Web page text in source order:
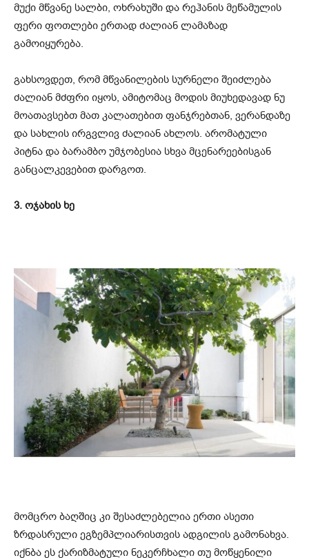
მუქი მწვანე სალბი, ოხრახუში და რეჰანის მეწამულის
ფერი ფოთლები ერთად ძალიან ლამაზად
გამოიყურება.
გახსოვდეთ, რომ მწვანილების სურნელი შეიძლება
ძალიან მძფრი იყოს, ამიტომაც მოდის მიუხედავად ნუ
მოათავსებთ მათ კალათებით ფანჯრებთან, ვერანდაზე
და სახლის ირგვლივ ძალიან ახლოს. არომატული
პიტნა და ბარამბო უმჯობესია სხვა მცენარეებისგან
განცალკევებით დარგოთ.
3. ოჯახის ხე
მომცრო ბაღშიც კი შესაძლებელია ერთი ასეთი
ზრდასრული ეგზემპლიარისთვის ადგილის გამონახვა.
იქნბა ეს ქარიზმატული ნეკერჩხალი თუ მოწყენილი